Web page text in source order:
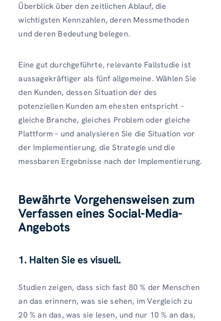
Überblick über den zeitlichen Ablauf, die
wichtigsten Kennzahlen, deren Messmethoden
und deren Bedeutung belegen.
Eine gut durchgeführte, relevante Fallstudie ist
aussagekräftiger als fünf allgemeine. Wählen Sie
den Kunden, dessen Situation der des
potenziellen Kunden am ehesten entspricht –
gleiche Branche, gleiches Problem oder gleiche
Plattform – und analysieren Sie die Situation vor
der Implementierung, die Strategie und die
messbaren Ergebnisse nach der Implementierung.
Bewährte Vorgehensweisen zum
Verfassen eines Social-Media-
Angebots
1. Halten Sie es visuell.
Studien zeigen, dass sich fast 80 % der Menschen
an das erinnern, was sie sehen, im Vergleich zu
20 % an das, was sie lesen, und nur 10 % an das,